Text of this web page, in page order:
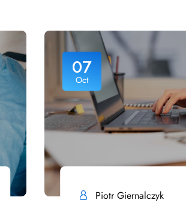
07
Oct
Piotr Giernalczyk